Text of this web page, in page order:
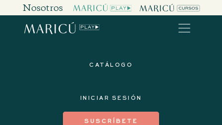
Nosotros
CATÁLOGO
INICIAR SESIÓN
SUSCRÍBETE